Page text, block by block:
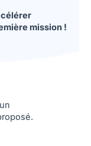
mission !